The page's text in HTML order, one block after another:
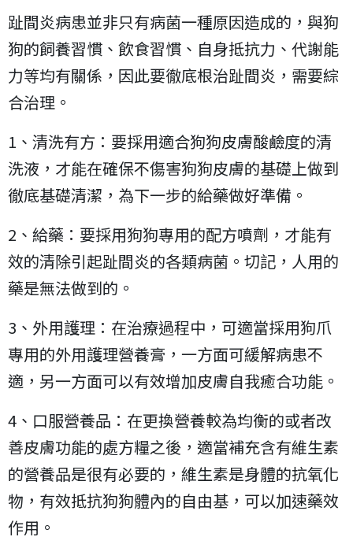
趾間炎病患並非只有病菌一種原因造成的，與狗
狗的飼養習慣、飲食習慣、自身抵抗力、代謝能
力等均有關係，因此要徹底根治趾間炎，需要綜
合治理。
1、清洗有方：要採用適合狗狗皮膚酸鹼度的清
洗液，才能在確保不傷害狗狗皮膚的基礎上做到
徹底基礎清潔，為下一步的給藥做好準備。
2、給藥：要採用狗狗專用的配方噴劑，才能有
效的清除引起趾間炎的各類病菌。切記，人用的
藥是無法做到的。
3、外用護理：在治療過程中，可適當採用狗爪
專用的外用護理營養膏，一方面可緩解病患不
適，另一方面可以有效增加皮膚自我癒合功能。
4、口服營養品：在更換營養較為均衡的或者改
善皮膚功能的處方糧之後，適當補充含有維生素
的營養品是很有必要的，維生素是身體的抗氧化
物，有效抵抗狗狗體內的自由基，可以加速藥效
作用。